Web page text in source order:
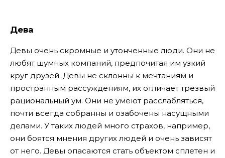
Дева
Девы очень скромные и утонченные люди. Они не
любят шумных компаний, предпочитая им узкий
круг друзей. Девы не склонны к мечтаниям и
пространным рассуждениям, их отличает трезвый
рациональный ум. Они не умеют расслабляться,
почти всегда собранны и озабочены насущными
делами. У таких людей много страхов, например,
они боятся мнения других людей и очень зависят
от него. Девы опасаются стать объектом сплетен и